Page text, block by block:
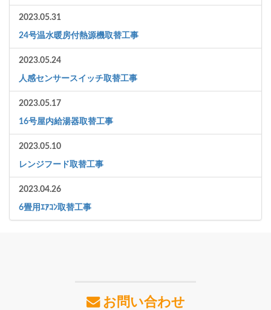
2023.05.31
24号温水暖房付熱源機取替工事
2023.05.24
人感センサースイッチ取替工事
2023.05.17
16号屋内給湯器取替工事
2023.05.10
レンジフード取替工事
2023.04.26
6畳用ｴｱｺﾝ取替工事
お問い合わせ